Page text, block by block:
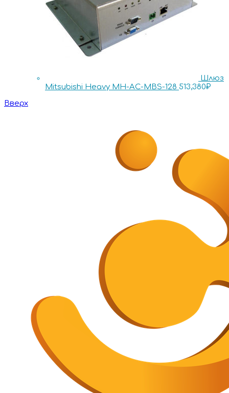
Шлюз
Mitsubishi Heavy MH-AC-MBS-128 513,380₽
Вверх